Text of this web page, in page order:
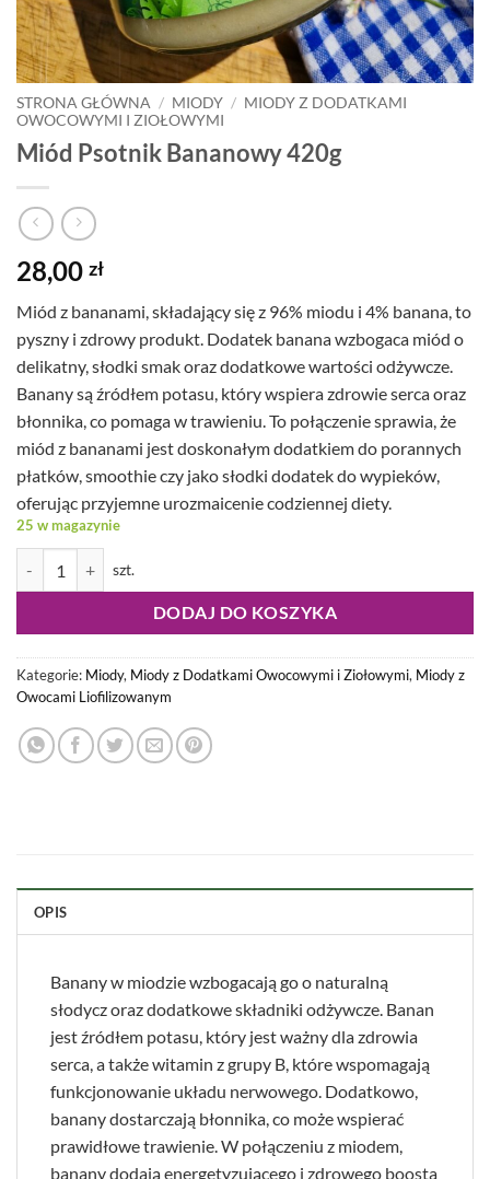
STRONA GŁÓWNA / MIODY / MIODY Z DODATKAMI
OWOCOWYMI I ZIOŁOWYMI
Miód Psotnik Bananowy 420g
28,00 zł
Miód z bananami, składający się z 96% miodu i 4% banana, to
pyszny i zdrowy produkt. Dodatek banana wzbogaca miód o
delikatny, słodki smak oraz dodatkowe wartości odżywcze.
Banany są źródłem potasu, który wspiera zdrowie serca oraz
błonnika, co pomaga w trawieniu. To połączenie sprawia, że
miód z bananami jest doskonałym dodatkiem do porannych
płatków, smoothie czy jako słodki dodatek do wypieków,
oferując przyjemne urozmaicenie codziennej diety.
25 w magazynie
DODAJ DO KOSZYKA
Kategorie: Miody, Miody z Dodatkami Owocowymi i Ziołowymi, Miody z
Owocami Liofilizowanym
OPIS
Banany w miodzie wzbogacają go o naturalną
słodycz oraz dodatkowe składniki odżywcze. Banan
jest źródłem potasu, który jest ważny dla zdrowia
serca, a także witamin z grupy B, które wspomagają
funkcjonowanie układu nerwowego. Dodatkowo,
banany dostarczają błonnika, co może wspierać
prawidłowe trawienie. W połączeniu z miodem,
banany dodają energetyzującego i zdrowego boosta